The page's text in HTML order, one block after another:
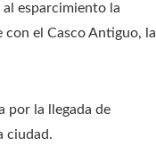
esparcimiento la
el Casco Antiguo, la
por la llegada de
ciudad.